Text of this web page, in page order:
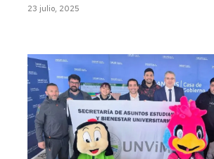
23 julio, 2025